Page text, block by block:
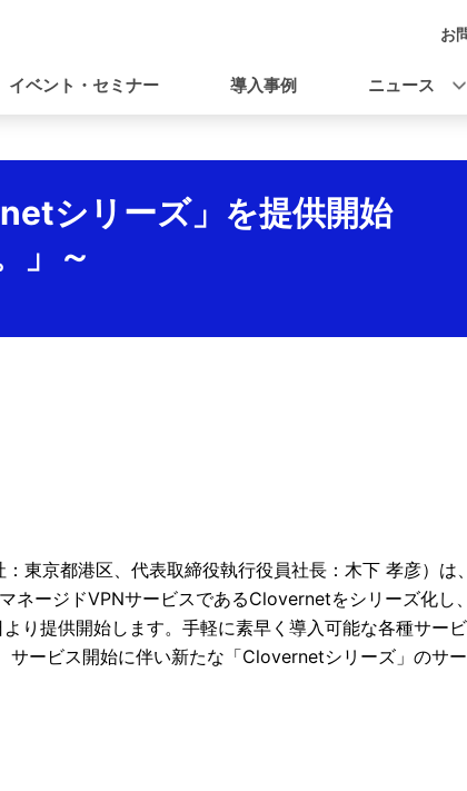
お
イベント・セミナー 導入事例 ニュース
シリーズ」を提供開始
」～
東京都港区、代表取締役執行役員社長：木下 孝彦）は
ネージドVPNサービスであるClovernetをシリーズ化し
り提供開始します。手軽に素早く導入可能な各種サービ
ービス開始に伴い新たな「Clovernetシリーズ」のサ